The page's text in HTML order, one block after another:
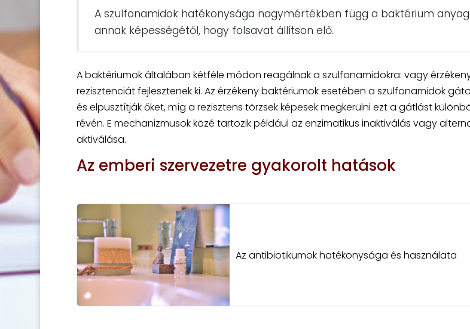
A szulfonamidok hatékonysága nagymértékben függ a baktérium
annak képességétől, hogy folsavat állítson elő.
A baktériumok általában kétféle módon reagálnak a szulfonamidokra: vagy
rezisztenciát fejlesztenek ki. Az érzékeny baktériumok esetében a szulfonamidok
és elpusztítják őket, míg a rezisztens törzsek képesek megkerülni ezt a gátlást
révén. E mechanizmusok közé tartozik például az enzimatikus inaktiválás vagy
aktiválása.
Az emberi szervezetre gyakorolt hatások
Az antibiotikumok hatékonysága és használata